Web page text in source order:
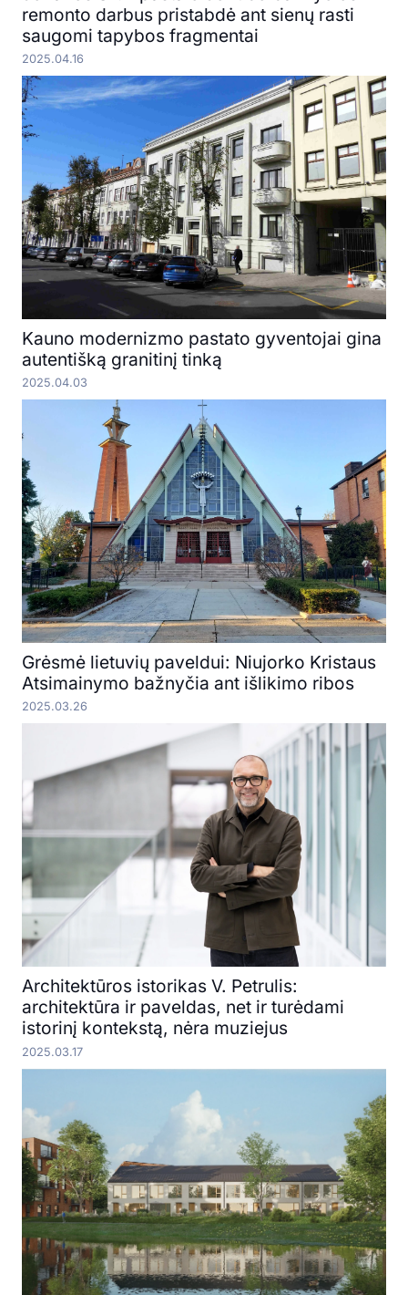
remonto darbus pristabdė ant sienų rasti
saugomi tapybos fragmentai
2025.04.16
Kauno modernizmo pastato gyventojai gina
autentišką granitinį tinką
2025.04.03
Grėsmė lietuvių paveldui: Niujorko Kristaus
Atsimainymo bažnyčia ant išlikimo ribos
2025.03.26
Architektūros istorikas V. Petrulis:
architektūra ir paveldas, net ir turėdami
istorinį kontekstą, nėra muziejus
2025.03.17